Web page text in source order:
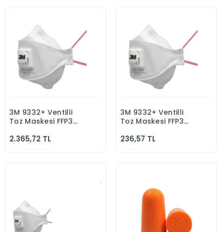
Sepete Ekle
3M 9332+ Ventilli
Toz Maskesi FFP3
2.365,72 TL
Sepete Ekle
3M 9332+ Ventilli
Toz Maskesi FFP3
236,57 TL